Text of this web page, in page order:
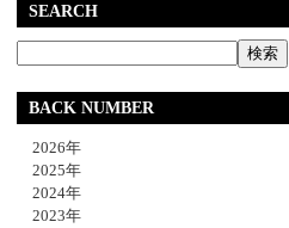
SEARCH
BACK NUMBER
2026年
2025年
2024年
2023年